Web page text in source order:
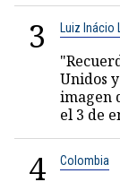
3 Luiz Inácio
Unidos
imagen
el 3 de
4 Colombia